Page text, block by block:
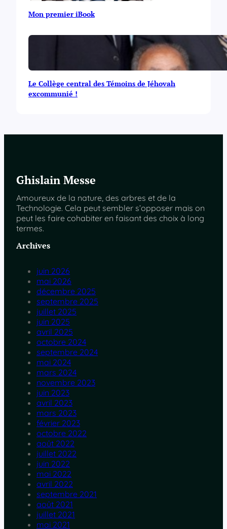
Mon premier iBook
Le Collège central des Témoins de Jéhovah
excommunié !
Ghislain Messe
Amoureux de la nature, des arbres et de la
Technologie. Cela peut sembler s’opposer mais on
peut les faire cohabiter en faisant des choix à long
termes.
Archives
juin 2026
mai 2026
décembre 2025
septembre 2025
juillet 2025
juin 2025
avril 2025
octobre 2024
septembre 2024
mai 2024
mars 2024
novembre 2023
juin 2023
avril 2023
mars 2023
février 2023
octobre 2022
août 2022
juillet 2022
juin 2022
mai 2022
avril 2022
septembre 2021
août 2021
juillet 2021
mai 2021